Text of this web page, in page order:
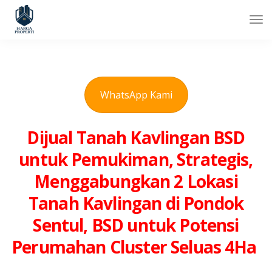
WhatsApp Kami
Dijual Tanah Kavlingan BSD
untuk Pemukiman, Strategis,
Menggabungkan 2 Lokasi
Tanah Kavlingan di Pondok
Sentul, BSD untuk Potensi
Perumahan Cluster Seluas 4Ha